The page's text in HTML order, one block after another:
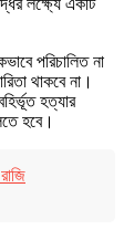
পরিচালিত না
থাকবে না।
হত্যার
হবে।